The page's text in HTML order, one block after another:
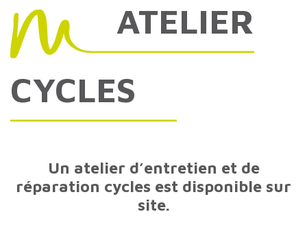
ATELIER
CYCLES
Un atelier d’entretien et de
réparation cycles est disponible sur
site.